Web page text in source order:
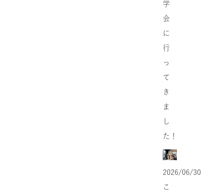
学
会
に
行
っ
て
き
ま
し
た！
2026/06/30
こ